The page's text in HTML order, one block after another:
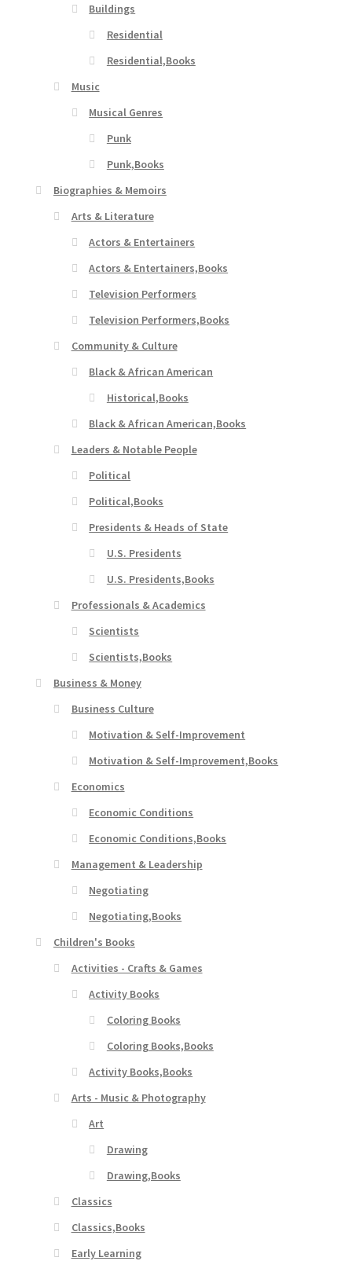
Buildings
Residential
Residential,Books
Music
Musical Genres
Punk
Punk,Books
Biographies & Memoirs
Arts & Literature
Actors & Entertainers
Actors & Entertainers,Books
Television Performers
Television Performers,Books
Community & Culture
Black & African American
Historical,Books
Black & African American,Books
Leaders & Notable People
Political
Political,Books
Presidents & Heads of State
U.S. Presidents
U.S. Presidents,Books
Professionals & Academics
Scientists
Scientists,Books
Business & Money
Business Culture
Motivation & Self-Improvement
Motivation & Self-Improvement,Books
Economics
Economic Conditions
Economic Conditions,Books
Management & Leadership
Negotiating
Negotiating,Books
Children's Books
Activities - Crafts & Games
Activity Books
Coloring Books
Coloring Books,Books
Activity Books,Books
Arts - Music & Photography
Art
Drawing
Drawing,Books
Classics
Classics,Books
Early Learning